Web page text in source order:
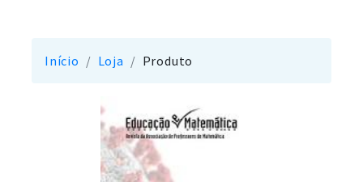
Início Loja Produto